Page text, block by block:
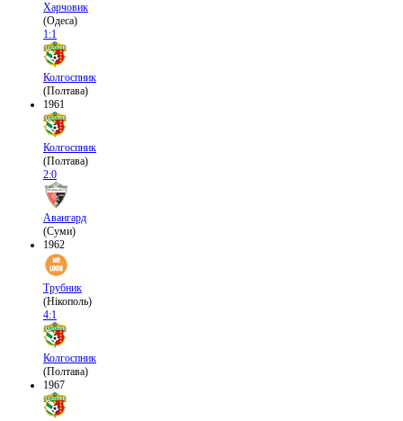
Харчовик
(Одеса)
1:1
Колгоспник
(Полтава)
1961
Колгоспник
(Полтава)
2:0
Авангард
(Суми)
1962
Трубник
(Нікополь)
4:1
Колгоспник
(Полтава)
1967